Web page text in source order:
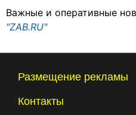
Важные и оперативные
"ZAB.RU"
Размещение рекламы
Контакты